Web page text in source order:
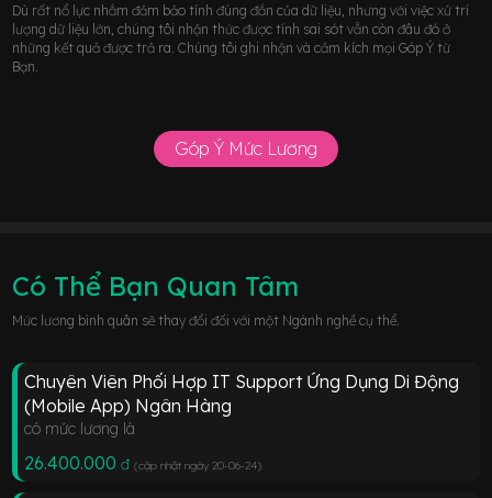
Dù rất nổ lực nhằm đảm bảo tính đúng đắn của dữ liệu, nhưng với việc xử trí
lượng dữ liệu lớn, chúng tôi nhận thức được tính sai sót vẫn còn đâu đó ở
những kết quả được trả ra. Chúng tôi ghi nhận và cảm kích mọi Góp Ý từ
Bạn.
Góp Ý Mức Lương
Có Thể Bạn Quan Tâm
Mức lương bình quân sẽ thay đổi đối với một Ngành nghề cụ thể.
Chuyên Viên Phối Hợp IT Support Ứng Dụng Di Động
(Mobile App) Ngân Hàng
có mức lương là
26.400.000 đ (cập nhật ngày 20-06-24)